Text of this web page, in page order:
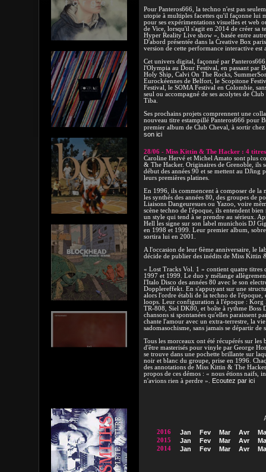
Pour Panteros666, la techno n'est pas
utopie à multiples facettes qu'il façonne lui
pour ses expérimentations visuelles et web
de Vice, lorsqu'il s'agit en 2014 de créer sa
Hyper Reality Live show », basée entre
D'abord présentée dans la Creative Box
version de cette performance interactive est
Cet univers digital, façonné par
l'Olympia au Dour Festival, en passant par
Holy Ship, Calvi On The Rocks,
Eurockéennes de Belfort, le Scopitone
Festival, le SOMA Festival en Colombie,
seul ou accompagné de ses acolytes de
Tiba.
Ses prochains projets comprennent une
nouveau titre estampillé Panteros666 pour
premier album de Club Cheval, à sortir
son ici
28/06 - Miss Kittin & The Hacker : 4
Caroline Hervé et Michel Amato sont plus
& The Hacker. Originaires de Grenoble, ils
début des années 90 et se mettent au DJing
leurs premières platines.
En 1996, ils commencent à composer de la
les synthés des années 80, des groupes de
Liaisons Dangeuresues ou Yazoo, voire
scène techno de l'époque, ils entendent
un style qui tend à se prendre au sérieux.
Hell les signe sur son label munichois DJ
en 1998 et 1999. Leur premier album,
sortira lui en 2001.
A l'occasion de leur 6ème anniversaire, le
décide de publier des inédits de Miss Kittin
« Lost Tracks Vol. 1 » contient quatre titres
1997 et 1999. Le duo y mélange
l'Italo Disco des années 80 avec le son
Dopplereffekt. En s'appuyant sur une
alors l'ordre établi de la techno de l'époque,
loops. Leur configuration à l'époque :
TR-808, Siel DK80, et boîte à rythme Boss
chansons si spontanées qu'elles paraissent
chante l'amour avec un extra-terrestre, la
sadomasochisme, sans jamais se départir
Tous les morceaux ont été récupérés sur les
d'être masterisés pour vinyle par George
se trouve dans une pochette brillante sur
noir et blanc du groupe, prise en 1996.
des annotations de Miss Kittin & The
propos de ces démos : « nous étions naifs,
n'avions rien à perdre ».
Ecoutez par ici
2016 Jan Fev Mar Avr
2015 Jan Fev Mar Avr
2014 Jan Fev Mar Avr